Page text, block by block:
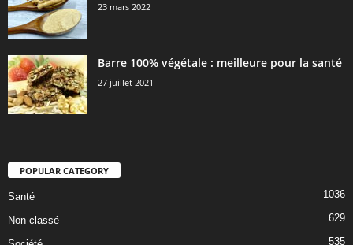
23 mars 2022
Barre 100% végétale : meilleure pour la santé
27 juillet 2021
POPULAR CATEGORY
Santé 1036
Non classé 629
535